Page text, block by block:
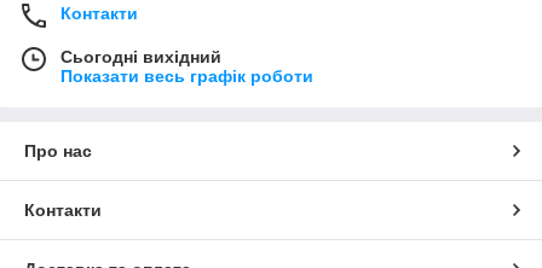
Контакти
Сьогодні вихідний
Показати весь графік роботи
Про нас
Контакти